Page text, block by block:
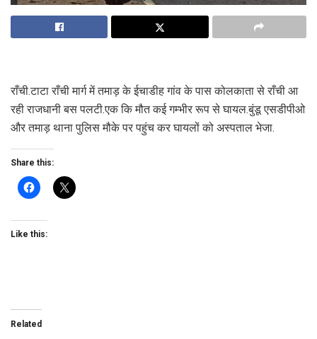
राँची.टाटा राँची मार्ग में तमाड़ के ईचाडीह गांव के पास कोलकाता से राँची आ
रही राजधानी बस पलटी.एक कि मौत कई गम्भीर रूप से घायल.बुंडू एसडीपीओ
और तमाड़ थाना पुलिस मौके पर पहुंच कर घायलों को अस्पताल भेजा.
Share this:
Like this:
Related